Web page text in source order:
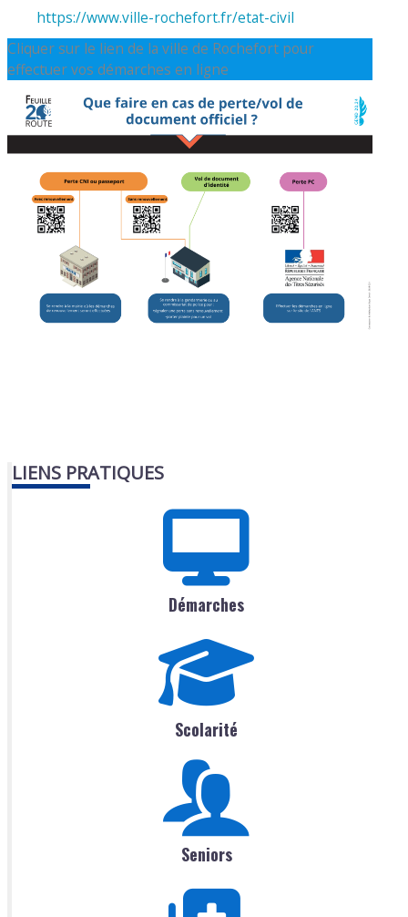
https://www.ville-rochefort.fr/etat-civil
Cliquer sur le lien de la ville de Rochefort pour
effectuer vos démarches en ligne
LIENS PRATIQUES
Démarches
Scolarité
Seniors